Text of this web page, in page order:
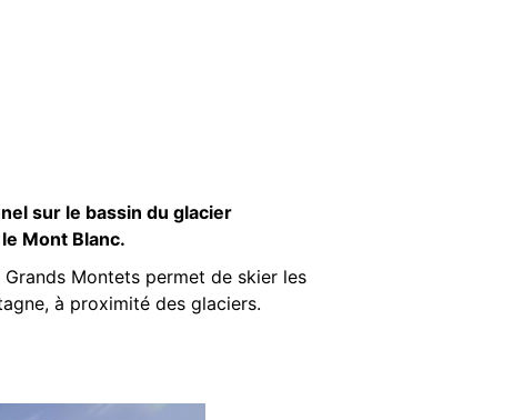
sur le bassin du glacier
Mont Blanc.
Montets permet de skier les
à proximité des glaciers.